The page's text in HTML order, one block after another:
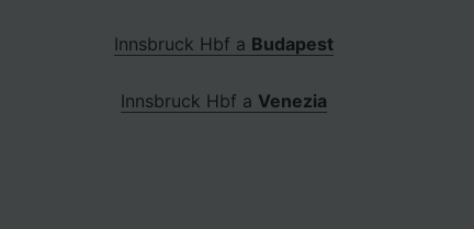
Innsbruck Hbf a Budapest
Innsbruck Hbf a Venezia